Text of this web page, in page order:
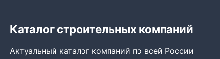
Каталог строительных компаний
Актуальный каталог компаний по всей России